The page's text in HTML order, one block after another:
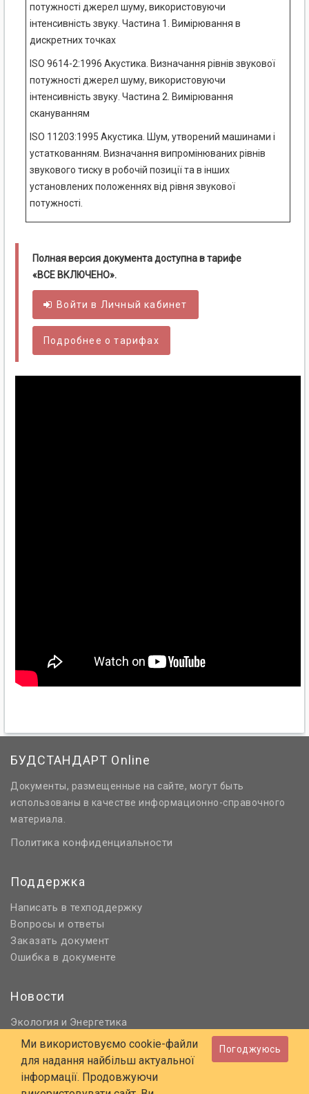
потужності джерел шуму, використовуючи
інтенсивність звуку. Частина 1. Вимірювання в
дискретних точках
ISO 9614-2:1996 Акустика. Визначання рівнів звукової
потужності джерел шуму, використовуючи
інтенсивність звуку. Частина 2. Вимірювання
скануванням
ISO 11203:1995 Акустика. Шум, утворений машинами і
устаткованням. Визначання випромінюваних рівнів
звукового тиску в робочій позиції та в інших
установлених положеннях від рівня звукової
потужності.
Полная версия документа доступна в тарифе
«ВСЕ ВКЛЮЧЕНО».
Войти в Личный кабинет
Подробнее о тарифах
БУДСТАНДАРТ Online
Документы, размещенные на сайте, могут быть
использованы в качестве информационно-справочного
материала.
Политика конфиденциальности
Поддержка
Написать в техподдержку
Вопросы и ответы
Заказать документ
Ошибка в документе
Новости
Экология и Энергетика
Нормативное регулирование
Строительство и проектирование
Охрана труда и ПБ
Ми використовуємо cookie-файли
для надання найбільш актуальної
інформації. Продовжуючи
Погоджуюсь